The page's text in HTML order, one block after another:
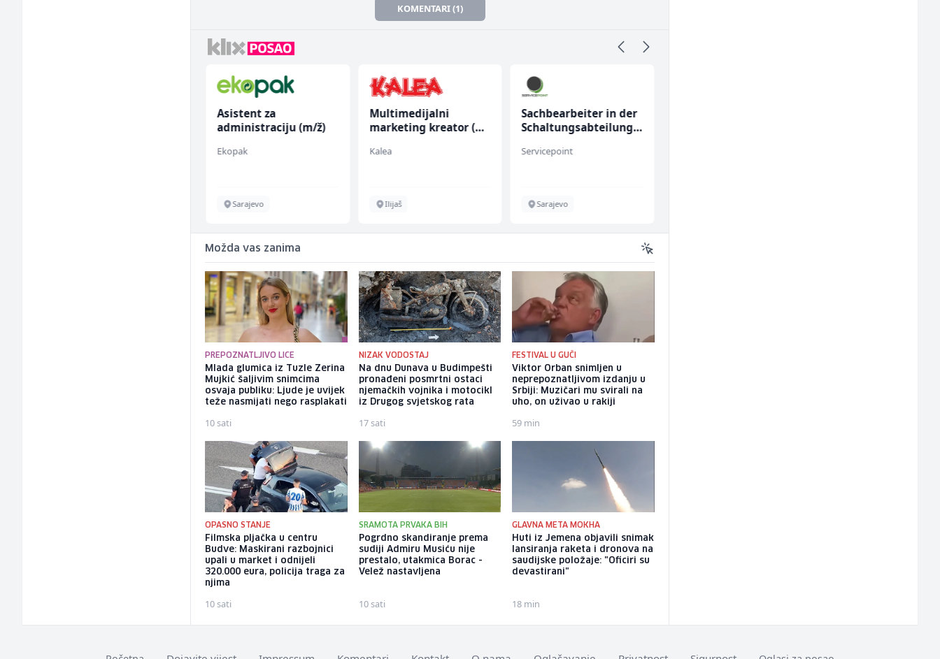
KOMENTARI (1)
Asistent za
administraciju (m/ž)
Ekopak
Sarajevo
Multimedijalni
marketing kreator (m/
Kalea
Ilijaš
Sachbearbeiter in der
Schaltungsabteilung
Servicepoint
Sarajevo
Možda vas zanima
PREPOZNATLJIVO LICE
Mlada glumica iz Tuzle Zerina
Mujkić šaljivim snimcima
osvaja publiku: Ljude je uvijek
teže nasmijati nego rasplakati
10 sati
NIZAK VODOSTAJ
Na dnu Dunava u Budimpešti
pronađeni posmrtni ostaci
njemačkih vojnika i motocikl
iz Drugog svjetskog rata
17 sati
FESTIVAL U GUČI
Viktor Orban snimljen u
neprepoznatljivom izdanju u
Srbiji: Muzičari mu svirali na
uho, on uživao u rakiji
59 min
OPASNO STANJE
Filmska pljačka u centru
Budve: Maskirani razbojnici
upali u market i odnijeli
320.000 eura, policija traga za
njima
10 sati
SRAMOTA PRVAKA BIH
Pogrdno skandiranje prema
sudiji Admiru Musiću nije
prestalo, utakmica Borac -
Velež nastavljena
10 sati
GLAVNA META MOKHA
Huti iz Jemena objavili snimak
lansiranja raketa i dronova na
saudijske položaje: "Oficiri su
devastirani"
18 min